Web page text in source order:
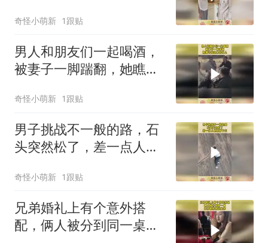
奇怪小萌新 1跟贴
男人和朋友们一起喝酒，
被妻子一脚踹翻，她瞧不
奇怪小萌新 1跟贴
男子挑战不一般的路，石
头突然松了，差一点人也
奇怪小萌新 1跟贴
兄弟婚礼上有个意外搭
配，俩人被分到同一桌，